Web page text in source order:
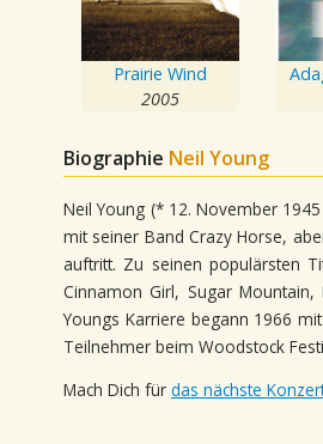
Prairie Wind
2005
Biographie Neil Young
Neil Young (* 12. November
mit seiner Band Crazy Horse,
auftritt. Zu seinen populärsten
Cinnamon Girl, Sugar
Youngs Karriere begann 1966
Teilnehmer beim Woodstock
Mach Dich für das nächste